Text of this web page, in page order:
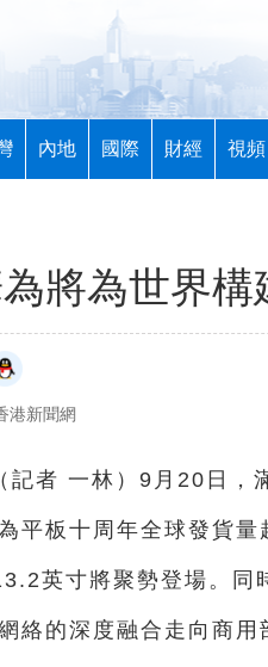
內地 國際 財經 視頻
將為世界構
港新聞網
記者 一林）9月20日，
平板十周年全球發貨
英寸將聚勢登場。同
絡的深度融合走向商